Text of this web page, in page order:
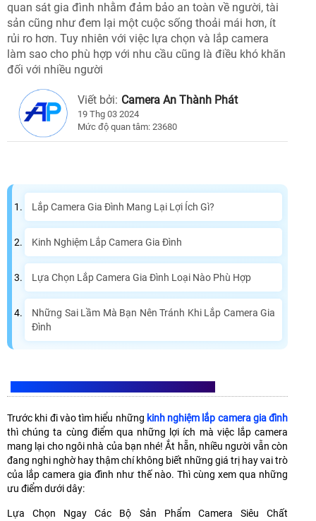
quan sát gia đình nhằm đảm bảo an toàn về người, tài
sản cũng như đem lại một cuộc sống thoải mái hơn, ít
rủi ro hơn. Tuy nhiên với việc lựa chọn và lắp camera
làm sao cho phù hợp với nhu cầu cũng là điều khó khăn
đối với nhiều người
Viết bởi: Camera An Thành Phát
19 Thg 03 2024
Mức độ quan tâm: 23680
Lắp Camera Gia Đình Mang Lại Lợi Ích Gì?
Kinh Nghiệm Lắp Camera Gia Đình
Lựa Chọn Lắp Camera Gia Đình Loại Nào Phù Hợp
Những Sai Lầm Mà Bạn Nên Tránh Khi Lắp Camera Gia
Đình
Trước khi đi vào tìm hiểu những kinh nghiệm lắp camera gia đình
thì chúng ta cùng điểm qua những lợi ích mà việc lắp camera
mang lại cho ngôi nhà của bạn nhé! Ắt hẵn, nhiều người vẫn còn
đang nghi nghờ hay thậm chí không biết những giá trị hay vai trò
của lắp camera gia đình như thế nào. Thì cùng xem qua những
ưu điểm dưới dây:
Lựa Chọn Ngay Các Bộ Sản Phẩm Camera Siêu Chất